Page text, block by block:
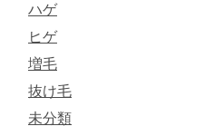
ハゲ
ヒゲ
増毛
抜け毛
未分類